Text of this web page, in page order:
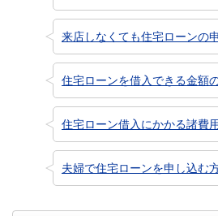
来店しなくても住宅ローンの
住宅ローンを借入できる金額
住宅ローン借入にかかる諸費
夫婦で住宅ローンを申し込む